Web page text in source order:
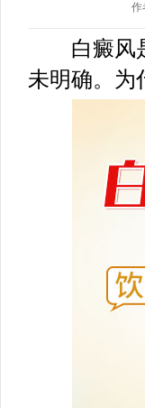
作
白癜风是
未明确。为